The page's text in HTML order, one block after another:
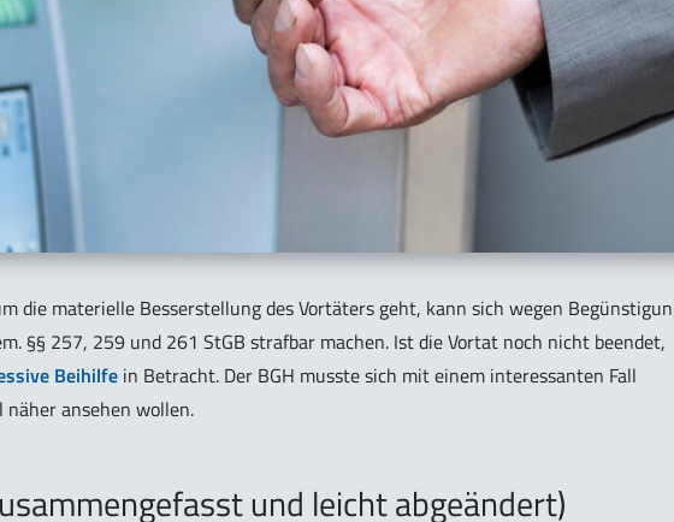
die materielle Besserstellung des Vortäters geht, kann sich wegen
§§ 257, 259 und 261 StGB strafbar machen. Ist die Vortat noch nicht beendet,
Beihilfe in Betracht. Der BGH musste sich mit einem interessanten Fall
näher ansehen wollen.
und leicht abgeändert)